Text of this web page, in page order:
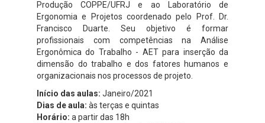
Produção COPPE/UFRJ e ao Laboratório de
Ergonomia e Projetos coordenado pelo Prof. Dr.
Francisco Duarte. Seu objetivo é formar
profissionais com competências na Análise
Ergonômica do Trabalho - AET para inserção da
dimensão do trabalho e dos fatores humanos e
organizacionais nos processos de projeto.
Início das aulas: Janeiro/2021
Dias de aula: às terças e quintas
Horário: a partir das 18h